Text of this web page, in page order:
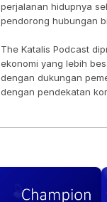
perjalanan hidupnya
pendorong hubungan
The Katalis Podcast
ekonomi yang lebih
dengan dukungan
dengan pendekatan